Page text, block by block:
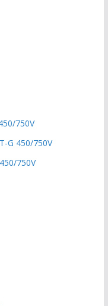
750V
G 450/750V
750V